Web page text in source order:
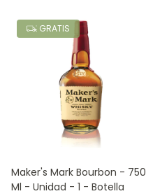
GRATIS
Maker's Mark Bourbon - 750
Ml - Unidad - 1 - Botella